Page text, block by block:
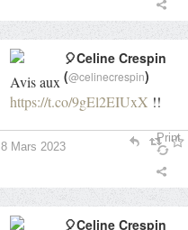
Avis aux
https://t.co/9gEl2EIUxX !!
🎈Celine Crespin
(@celinecrespin)
8 Mars 2023
Print
🎈Celine Crespin